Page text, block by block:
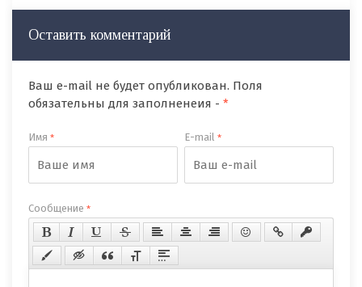
Оставить комментарий
Ваш e-mail не будет опубликован. Поля
обязательны для заполненеия - *
Имя * E-mail*
Сообщение *